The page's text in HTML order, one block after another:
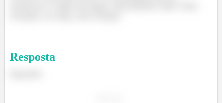
Resposta